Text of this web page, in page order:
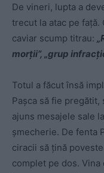
De vineri, lupta a
trecut la atac pe
caviar scump titrau:
morții”, „grup
Totul a făcut însă
Pașca să fie pregătit,
ajuns mesajele sale
șmecherie. De fenta
ciracii să țină
complet pe dos. Vina